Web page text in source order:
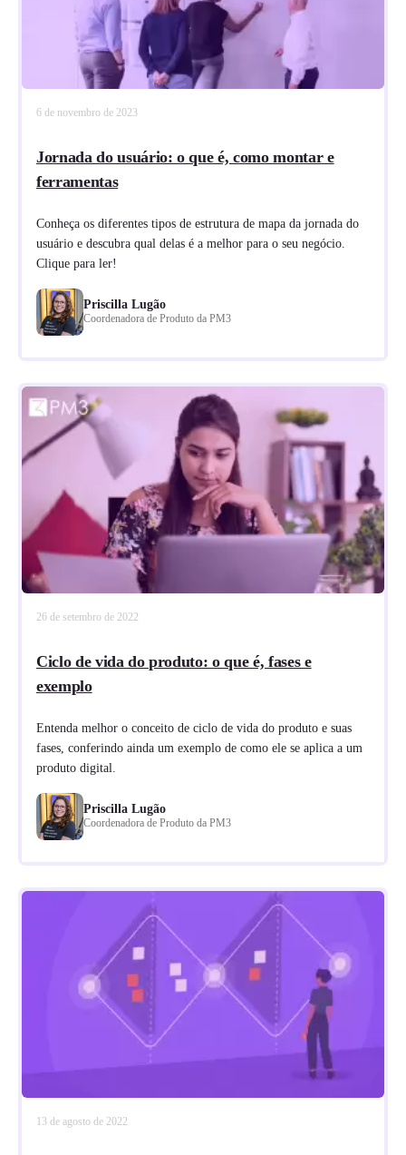
6 de novembro de 2023
Jornada do usuário: o que é, como montar e
ferramentas
Conheça os diferentes tipos de estrutura de mapa da jornada do
usuário e descubra qual delas é a melhor para o seu negócio.
Clique para ler!
Priscilla Lugão
Coordenadora de Produto da PM3
26 de setembro de 2022
Ciclo de vida do produto: o que é, fases e
exemplo
Entenda melhor o conceito de ciclo de vida do produto e suas
fases, conferindo ainda um exemplo de como ele se aplica a um
produto digital.
Priscilla Lugão
Coordenadora de Produto da PM3
13 de agosto de 2022